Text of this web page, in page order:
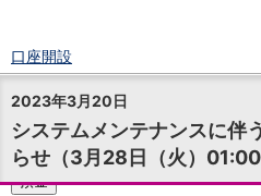
口座開設
ログイン
チャット
メニュー
商品・サービス
預金
2023年3月20日
システムメンテナンスに伴
らせ（3月28日（火）